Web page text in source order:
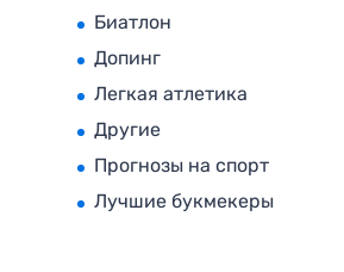
Биатлон
Допинг
Легкая атлетика
Другие
Прогнозы на спорт
Лучшие букмекеры